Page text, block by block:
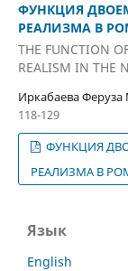
ФУНКЦИЯ
РЕАЛИЗМА В
THE FUNCTION
REALISM IN THE
Иркабаева
118-129
ФУНКЦИЯ
РЕАЛИЗМА В
Язык
English